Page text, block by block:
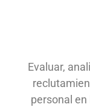
Evaluar,
personal en